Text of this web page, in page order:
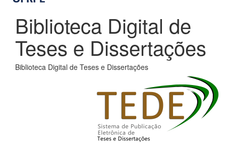
Biblioteca Digital de
Teses e Dissertações
Biblioteca Digital de Teses e Dissertações